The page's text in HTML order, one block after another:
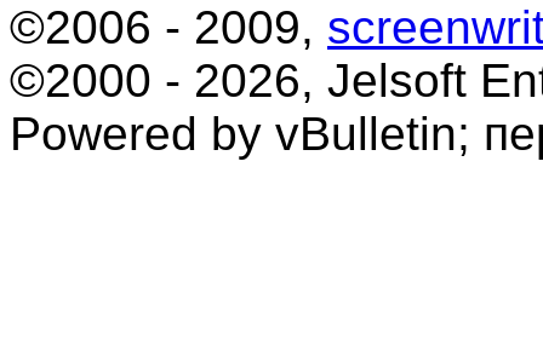
©2006 - 2009,
©2000 - 2026, Jelsoft
Powered by vBulletin;